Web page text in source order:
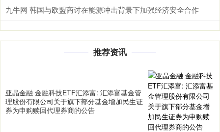
九牛网 韩国与欧盟商讨在能源冲击背景下加强经济安全合作
推荐资讯
亚晶金融 金融科技ETF汇添富: 汇添富基金管
理股份有限公司关于旗下部分基金增加民生证
券为申购赎回代理券商的公告